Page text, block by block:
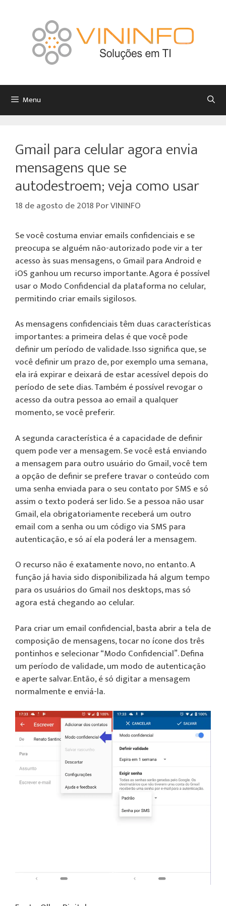
Menu
Gmail para celular agora envia
mensagens que se
autodestroem; veja como usar
18 de agosto de 2018 PorVININFO
Se você costuma enviar emails confidenciais e se
preocupa se alguém não-autorizado pode vir a ter
acesso às suas mensagens, o Gmail para Android e
iOS ganhou um recurso importante. Agora é possível
usar o Modo Confidencial da plataforma no celular,
permitindo criar emails sigilosos.
As mensagens confidenciais têm duas características
importantes: a primeira delas é que você pode
definir um período de validade. Isso significa que, se
você definir um prazo de, por exemplo uma semana,
ela irá expirar e deixará de estar acessível depois do
período de sete dias. Também é possível revogar o
acesso da outra pessoa ao email a qualquer
momento, se você preferir.
A segunda característica é a capacidade de definir
quem pode ver a mensagem. Se você está enviando
a mensagem para outro usuário do Gmail, você tem
a opção de definir se prefere travar o conteúdo com
uma senha enviada para o seu contato por SMS e só
assim o texto poderá ser lido. Se a pessoa não usar
Gmail, ela obrigatoriamente receberá um outro
email com a senha ou um código via SMS para
autenticação, e só aí ela poderá ler a mensagem.
O recurso não é exatamente novo, no entanto. A
função já havia sido disponibilizada há algum tempo
para os usuários do Gmail nos desktops, mas só
agora está chegando ao celular.
Para criar um email confidencial, basta abrir a tela de
composição de mensagens, tocar no ícone dos três
pontinhos e selecionar “Modo Confidencial”. Defina
um período de validade, um modo de autenticação
e aperte salvar. Então, é só digitar a mensagem
normalmente e enviá-la.